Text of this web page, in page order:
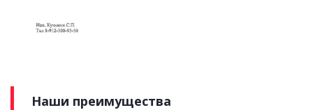
Наши преимущества